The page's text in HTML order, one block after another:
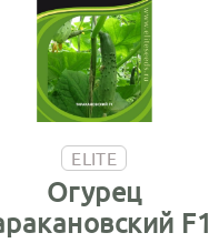
ELITE
Огурец
F1